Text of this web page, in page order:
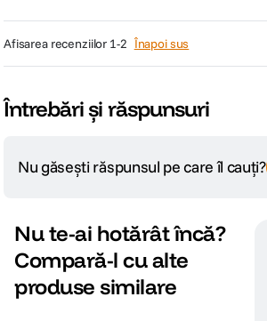
telefonului
afisarea recenziilor 1-2 Înapoi sus
Întrebări și răspunsuri
Nu găsești răspunsul pe care îl cauți?
Nu te-ai hotărât încă?
Compară-l cu alte
produse similare